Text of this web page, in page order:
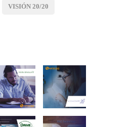
VISIÓN 20/20